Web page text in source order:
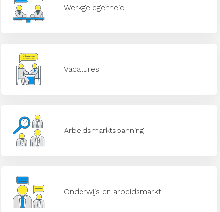
Werkgelegenheid
Vacatures
Arbeidsmarktspanning
Onderwijs en arbeidsmarkt